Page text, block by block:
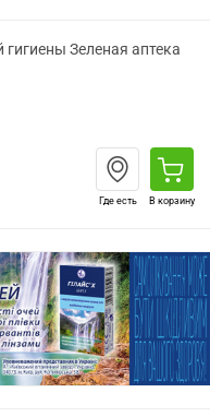
Зеленая аптека
Где есть В корзину